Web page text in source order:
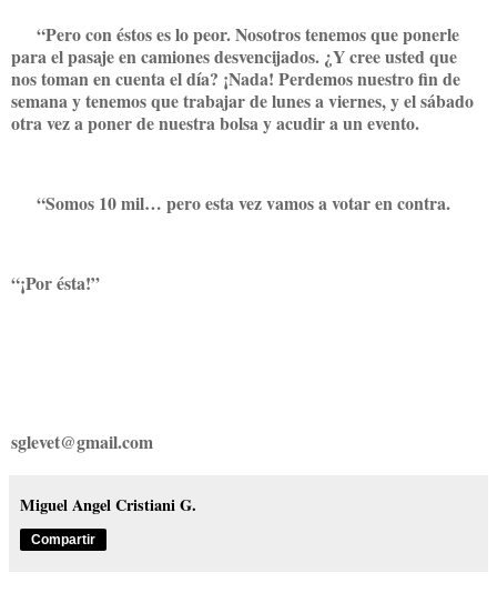
“Pero con éstos es lo peor. Nosotros tenemos que ponerle
para el pasaje en camiones desvencijados. ¿Y cree usted que
nos toman en cuenta el día? ¡Nada! Perdemos nuestro fin de
semana y tenemos que trabajar de lunes a viernes, y el sábado
otra vez a poner de nuestra bolsa y acudir a un evento.
“Somos 10 mil… pero esta vez vamos a votar en contra.
“¡Por ésta!”
sglevet@gmail.com
Miguel Angel Cristiani G.
Compartir